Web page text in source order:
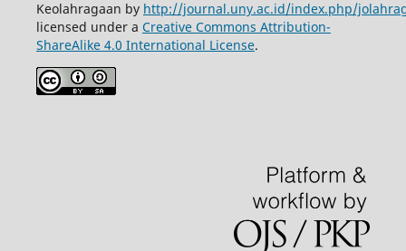
Keolahragaan by http://journal.uny.ac.id/index.php/
licensed under a Creative Commons Attribution-
ShareAlike 4.0 International License.